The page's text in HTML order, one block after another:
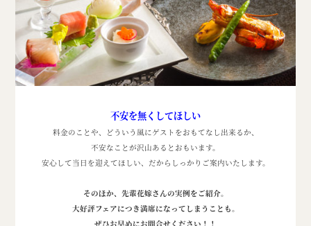
不安を無くしてほしい
料金のことや、どういう風にゲストをおもてなし出来るか、
不安なことが沢山あるとおもいます。
安心して当日を迎えてほしい、だからしっかりご案内いたします。
そのほか、先輩花嫁さんの実例をご紹介。
大好評フェアにつき満席になってしまうことも。
ぜひお早めにお問合せください！！